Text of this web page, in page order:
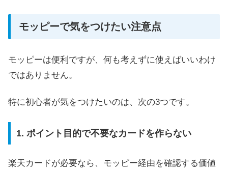
モッピーで気をつけたい注意点
モッピーは便利ですが、何も考えずに使えばいいわけ
ではありません。
特に初心者が気をつけたいのは、次の3つです。
1. ポイント目的で不要なカードを作らない
楽天カードが必要なら、モッピー経由を確認する価値